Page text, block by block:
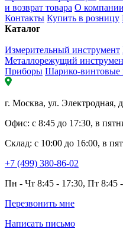
и возврат товара О компании
Контакты Купить в розницу
Каталог
Измерительный инструмент
Металлорежущий
Приборы Шарико-
г. Москва, ул. Электродная,
Офис: с 8:45 до 17:30, в
Склад: с 10:00 до 16:00, в
+7 (499) 380-86-02
Пн - Чт 8:45 - 17:30, Пт 8:45
Перезвонить мне
Написать письмо